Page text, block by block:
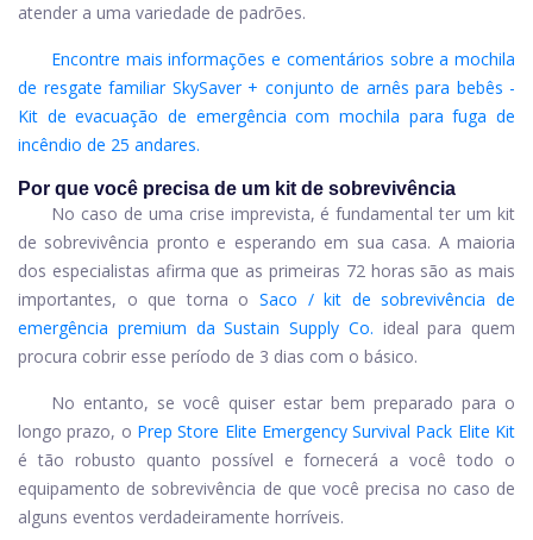
atender a uma variedade de padrões.
Encontre mais informações e comentários sobre a mochila
de resgate familiar SkySaver + conjunto de arnês para bebês -
Kit de evacuação de emergência com mochila para fuga de
incêndio de 25 andares.
Por que você precisa de um kit de sobrevivência
No caso de uma crise imprevista, é fundamental ter um kit
de sobrevivência pronto e esperando em sua casa. A maioria
dos especialistas afirma que as primeiras 72 horas são as mais
importantes, o que torna o Saco / kit de sobrevivência de
emergência premium da Sustain Supply Co. ideal para quem
procura cobrir esse período de 3 dias com o básico.
No entanto, se você quiser estar bem preparado para o
longo prazo, o Prep Store Elite Emergency Survival Pack Elite Kit
é tão robusto quanto possível e fornecerá a você todo o
equipamento de sobrevivência de que você precisa no caso de
alguns eventos verdadeiramente horríveis.